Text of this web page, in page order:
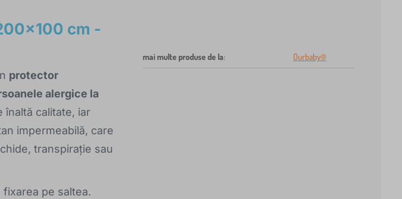
cm -
protector
alergice la
înaltă calitate, iar
impermeabilă, care
transpirație sau
pe saltea.
mai multe produse de la: Ourbaby®